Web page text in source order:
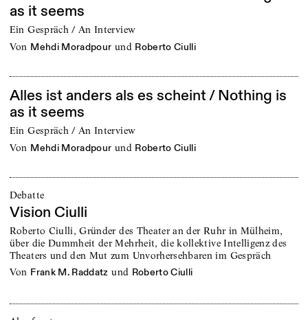
as it seems
Ein Gespräch / An Interview
von Mehdi Moradpour und Roberto Ciulli
Alles ist anders als es scheint / Nothing is
as it seems
Ein Gespräch / An Interview
von Mehdi Moradpour und Roberto Ciulli
Debatte
Vision Ciulli
Roberto Ciulli, Gründer des Theater an der Ruhr in Mülheim,
über die Dummheit der Mehrheit, die kollektive Intelligenz des
Theaters und den Mut zum Unvorhersehbaren im Gespräch
von Frank M. Raddatz und Roberto Ciulli